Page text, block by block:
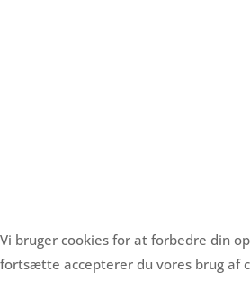
Vi bruger cookies for at forbedre din
fortsætte accepterer du vores brug af